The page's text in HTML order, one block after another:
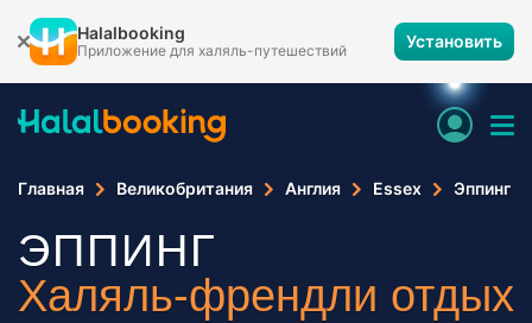
Halalbooking
Приложение для халяль-путешествий Установить
Главная Великобритания Англия Essex Эппинг
ЭППИНГ
Халяль-френдли отдых